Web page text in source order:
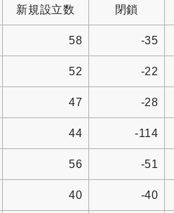
新規設立数 閉鎖
58 -35
52 -22
47 -28
44 -114
56 -51
40 -40